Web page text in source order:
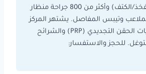
صناعي (الركبة/الفخذ/الكتف) وأكثر من 800 جراحة منظار
وتيبس المفاصل. يشتهر المركز
بتقديم أحدث تقنيات الحقن التجديدي (PRP) والشرائح
للحجز والاستفسار: